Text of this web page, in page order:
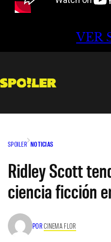
VER
SPOILER NOTICIAS
Ridley Scott
ciencia ficción
PORCINEMA FLOR